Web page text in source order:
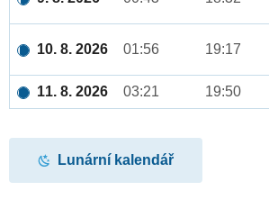
10. 8. 2026 01:56 19:17
11. 8. 2026 03:21 19:50
Lunární kalendář